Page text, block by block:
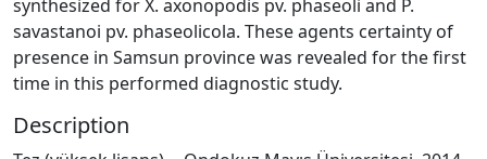
synthesized for X. axonopodis pv. phaseoli and P.
savastanoi pv. phaseolicola. These agents certainty of
presence in Samsun province was revealed for the first
time in this performed diagnostic study.
Description